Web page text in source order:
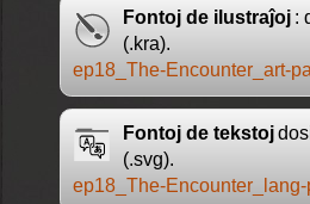
Fontoj de ilustraĵoj:
(.kra).
ep18_The-Encounter_art-
Fontoj de tekstoj
(.svg).
ep18_The-